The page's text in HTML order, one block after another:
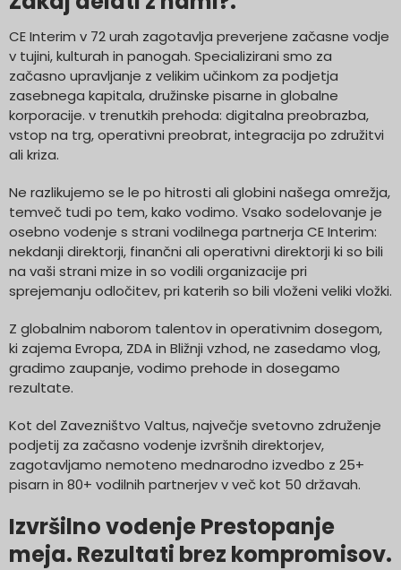
CE Interim v 72 urah zagotavlja preverjene začasne vodje
v tujini, kulturah in panogah. Specializirani smo za
začasno upravljanje z velikim učinkom za podjetja
zasebnega kapitala, družinske pisarne in globalne
korporacije. v trenutkih prehoda: digitalna preobrazba,
vstop na trg, operativni preobrat, integracija po združitvi
ali kriza.
Ne razlikujemo se le po hitrosti ali globini našega omrežja,
temveč tudi po tem, kako vodimo. Vsako sodelovanje je
osebno vodenje s strani vodilnega partnerja CE Interim:
nekdanji direktorji, finančni ali operativni direktorji ki so bili
na vaši strani mize in so vodili organizacije pri
sprejemanju odločitev, pri katerih so bili vloženi veliki vložki.
Z globalnim naborom talentov in operativnim dosegom,
ki zajema Evropa, ZDA in Bližnji vzhod, ne zasedamo vlog,
gradimo zaupanje, vodimo prehode in dosegamo
rezultate.
Kot del Zavezništvo Valtus,največje svetovno združenje
podjetij za začasno vodenje izvršnih direktorjev,
zagotavljamo nemoteno mednarodno izvedbo z 25+
pisarn in 80+ vodilnih partnerjev v več kot 50 državah.
Izvršilno vodenje Prestopanje
meja. Rezultati brez kompromisov.